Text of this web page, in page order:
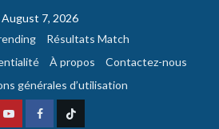
August 7, 2026
Résultats Match
À propos
Contactez-nous
générales d’utilisation